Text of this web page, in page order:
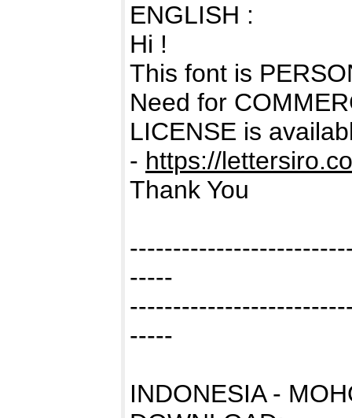
ENGLISH :
Hi !
This font is
Need for
LICENSE is
- https://
Thank You
-----
-----
INDONESIA -